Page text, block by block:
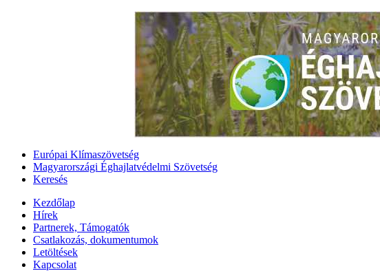
Európai Klímaszövetség
Magyarországi Éghajlatvédelmi Szövetség
Keresés
Kezdőlap
Hírek
Partnerek, Támogatók
Csatlakozás, dokumentumok
Letöltések
Kapcsolat